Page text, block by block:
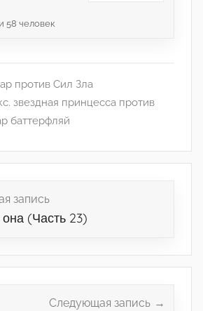
58 человек
против Сил Зла
звездная принцесса против
баттерфляй
запись
(Часть 23)
Следующая запись